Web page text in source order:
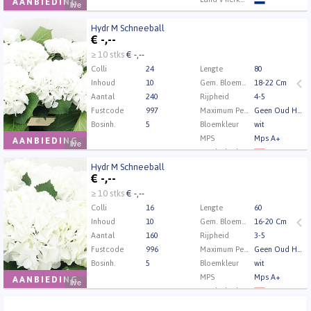
live
Kwaliteit
A1
Kweker
Mts Nobel
AANBIEDING
live
Hydr M Schneeball
€ -,--
≥ 10 stks€ -,--
Colli 24 Lengte
80
Inhoud
10
18-22 Cm
Aantal
240 Rijpheid
4-5
Fustcode
997 Maximum Percentage Oud Hout
Bosinh.
5 Bloemkleur
wit
MPS
Mps A+
Land v herkomst
Kweker
Hydr M Schneeball
U moet ingelogd zijn om te kunnen kopen.
om in te loggen.
AANBIEDING
live
Hydr M Schneeball
€ -,--
≥ 10 stks€ -,--
Colli 16 Lengte
60
Inhoud
10
16-20 Cm
Aantal
160 Rijpheid
3-5
Fustcode
996 Maximum Percentage Oud Hout
Bosinh.
5 Bloemkleur
wit
MPS
Mps A+
Land v herkomst
Hydr M Schneeball
U moet ingelogd zijn om te kunnen kopen.
om in te loggen.